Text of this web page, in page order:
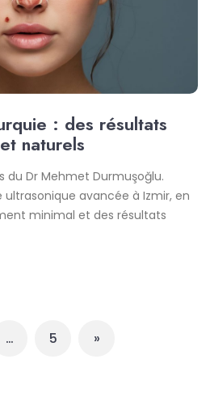
: des résultats
naturels
du Dr Mehmet Durmuşoğlu.
avancée à Izmir, en
minimal et des résultats
… 5 »